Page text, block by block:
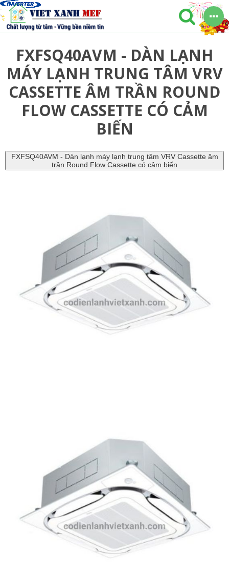
FXFSQ40AVM - DÀN LẠNH
MÁY LẠNH TRUNG TÂM VRV
CASSETTE ÂM TRẦN ROUND
FLOW CASSETTE CÓ CẢM
BIẾN
FXFSQ40AVM - Dàn lạnh máy lạnh trung tâm VRV Cassette âm
trần Round Flow Cassette có cảm biến